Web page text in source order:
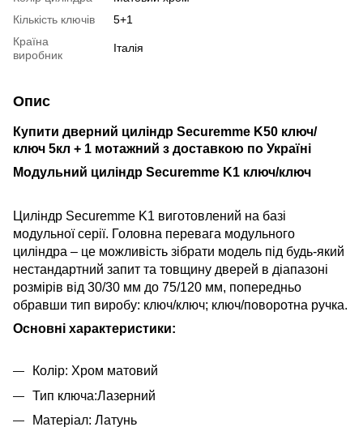
Кількість ключів
5+1
Країна
виробник
Італія
Опис
Купити дверний циліндр Securemme K50 ключ/
ключ 5кл + 1 мотажний з доставкою по Україні
Модульний циліндр Securemme K1 ключ/ключ
Циліндр Securemme K1 виготовлений на базі
модульної серії. Головна перевага модульного
циліндра – це можливість зібрати модель під будь-який
нестандартний запит та товщину дверей в діапазоні
розмірів від 30/30 мм до 75/120 мм, попередньо
обравши тип виробу: ключ/ключ; ключ/поворотна ручка.
Основні характеристики:
Колір: Хром матовий
Тип ключа:Лазерний
Матеріал: Латунь